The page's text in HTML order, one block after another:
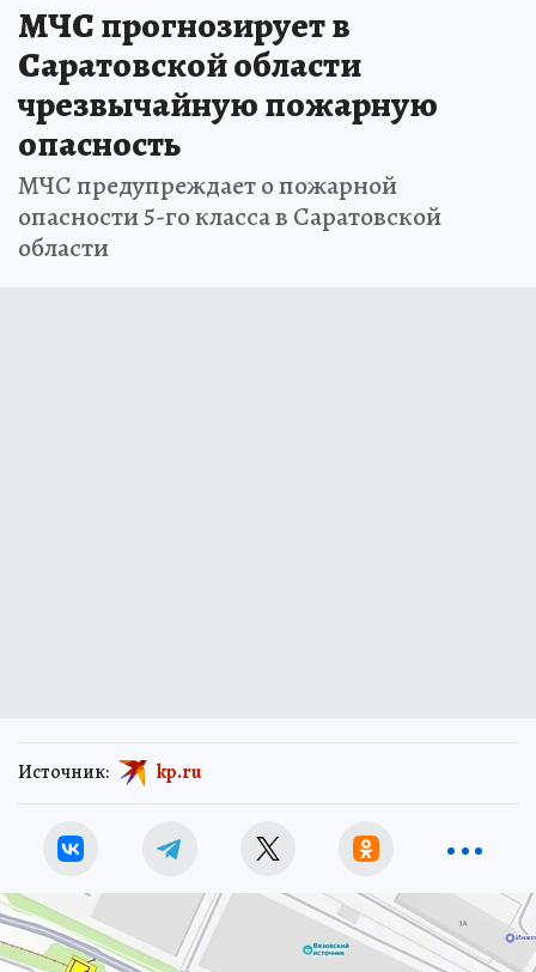
МЧС прогнозирует в
Саратовской области
чрезвычайную пожарную
опасность
МЧС предупреждает о пожарной
опасности 5-го класса в Саратовской
области
Источник: kp.ru